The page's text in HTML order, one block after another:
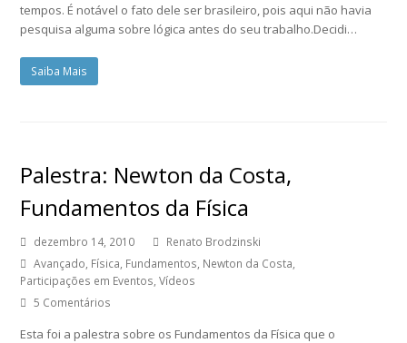
tempos. É notável o fato dele ser brasileiro, pois aqui não havia
pesquisa alguma sobre lógica antes do seu trabalho.Decidi…
Saiba Mais
Palestra: Newton da Costa,
Fundamentos da Física
dezembro 14, 2010
Renato Brodzinski
Avançado, Física, Fundamentos, Newton da Costa,
Participações em Eventos,Vídeos
5 Comentários
Esta foi a palestra sobre os Fundamentos da Física que o